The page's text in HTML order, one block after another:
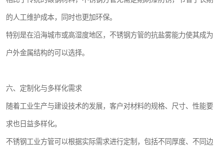
的人工维护成本，同时也更加环保。
特别是在沿海城市或高湿度地区，不锈钢方管的抗盐雾能力使其成为
户外金属结构的可以选择。
六、定制化与多样化需求
随着工业生产与建设技术的发展，客户对材料的规格、尺寸、性能要
求也日益多样化。
不锈钢工业方管可以根据实际需求进行定制，包括不同厚度、不同边